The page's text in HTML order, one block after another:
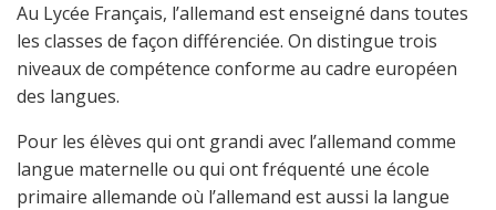
Au Lycée Français, l’allemand est enseigné dans toutes
les classes de façon différenciée. On distingue trois
niveaux de compétence conforme au cadre européen
des langues.
Pour les élèves qui ont grandi avec l’allemand comme
langue maternelle ou qui ont fréquenté une école
primaire allemande où l’allemand est aussi la langue